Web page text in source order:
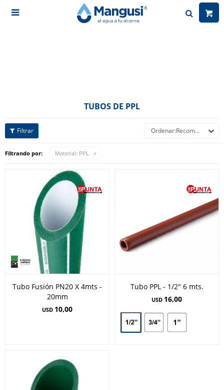

TUBOS DE PPL
Recomendados
Filtrando por: Material: PPL
Tubo Fusión PN20 X 4mts -
20mm
USD 10,00
Tubo PPL - 1/2" 6 mts.
USD 16,00